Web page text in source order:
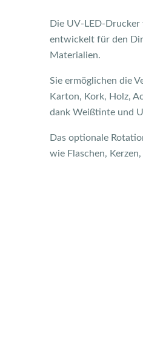
Die UV-LED-
entwickelt für den
Materialien.
Sie ermöglichen die
Karton, Kork, Holz,
dank Weißtinte und
Das optionale
wie Flaschen,